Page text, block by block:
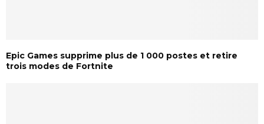
Epic Games supprime plus de 1 000 postes et retire
trois modes de Fortnite